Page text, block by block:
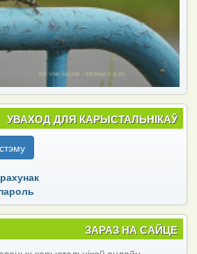
УВАХОД ДЛЯ КАРЫСТАЛЬНІКАЎ
ЗАРАЗ НА САЙЦЕ